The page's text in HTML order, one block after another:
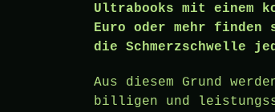
Ultrabooks mit einem
Euro oder mehr
die Schmerzschwelle
Aus diesem Grund
billigen und